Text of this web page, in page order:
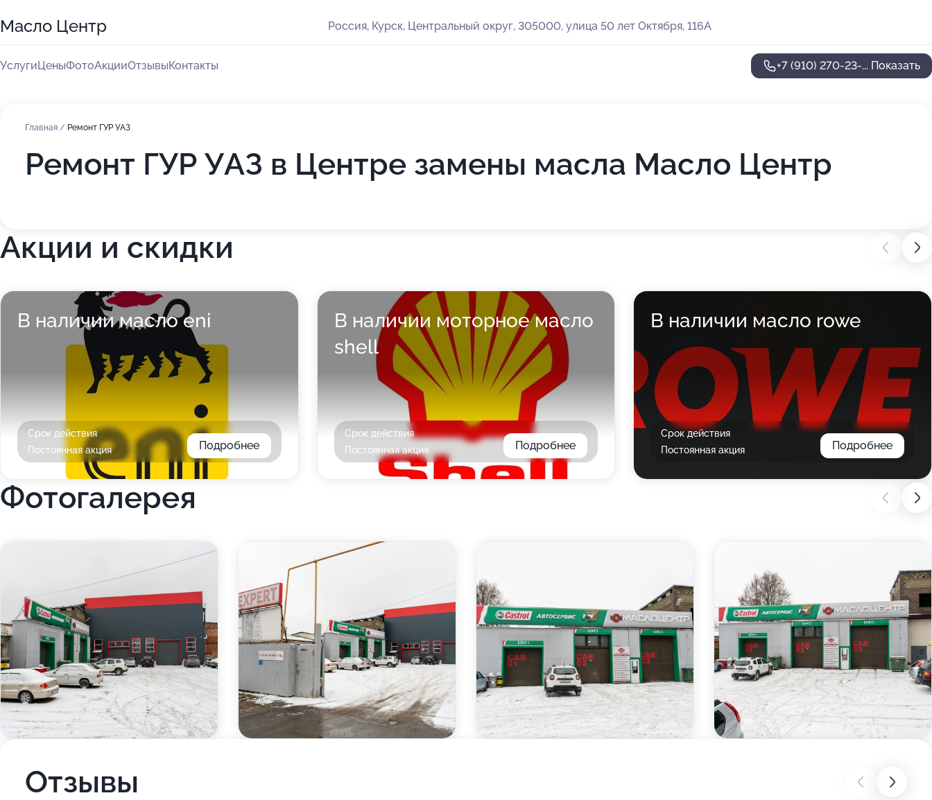
Масло Центр Россия, Курск, Центральный округ, 305000, улица 50 лет Октября, 116А
УслугиЦеныФотоАкцииОтзывыКонтакты +7 (910) 270-23-... Показать
Главная / Ремонт ГУР УАЗ
Ремонт ГУР УАЗ в Центре замены масла Масло Центр
Акции и скидки
В наличии масло eni
Срок действия
Постоянная акция
Подробнее
В наличии моторное масло
shell
Срок действия
Постоянная акция
Подробнее
В наличии масло rowe
Срок действия
Постоянная акция
Подробнее
Фотогалерея
Отзывы